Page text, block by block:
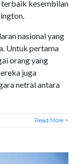
kesembilan
nasional yang
Untuk pertama
orang yang
juga
netral antara
Read More >